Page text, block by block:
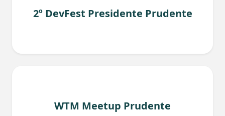
2º DevFest Presidente Prudente
WTM Meetup Prudente